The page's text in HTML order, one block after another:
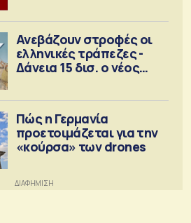
Ανεβάζουν στροφές οι
ελληνικές τράπεζες -
Δάνεια 15 δισ. ο νέος
Πώς η Γερμανία
προετοιμάζεται για την
«κούρσα» των drones